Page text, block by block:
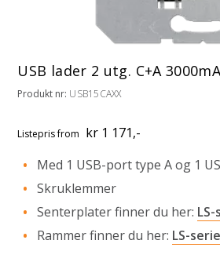
USB lader 2 utg. C+A
Produkt nr: USB15CAXX
Listeprisfrom kr 1 171,-
Med 1 USB-port type A og 1
Skruklemmer
Senterplater finner du her:
Rammer finner du her: LS-